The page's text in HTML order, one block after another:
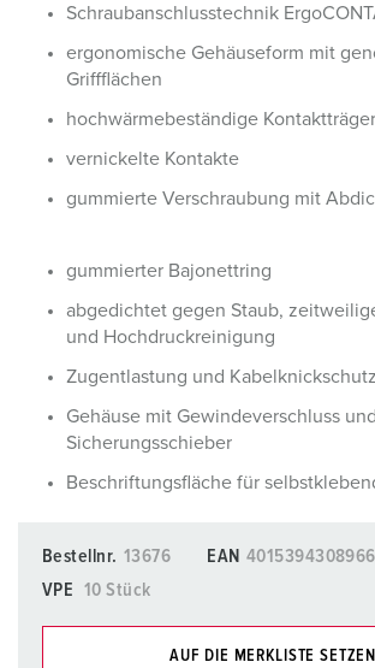
Schraubanschlusstechnik
ergonomische Gehäuseform mit
Griffflächen
hochwärmebeständige Kontaktträger
vernickelte Kontakte
gummierte Verschraubung mit
gummierter Bajonettring
abgedichtet gegen Staub,
und Hochdruckreinigung
Zugentlastung und Kabelknickschutz
Gehäuse mit Gewindeverschluss und
Sicherungsschieber
Beschriftungsfläche für
Bestellnr. 13676 EAN 4015394308966
VPE
10 Stück
AUF DIE MERKLISTE SETZEN